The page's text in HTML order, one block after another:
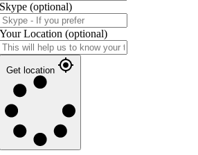
Skype (optional)
Your Location (optional)
Get location